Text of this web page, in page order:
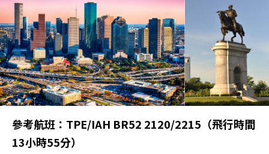
參考航班：TPE/IAH BR52 2120/2215（飛行時間
13小時55分）